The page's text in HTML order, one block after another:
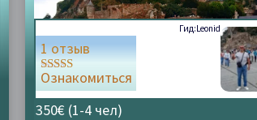
Гид:Leonid
350€ (1-4 чел)
1 отзыв
Оценка
5.00
из 5
Ознакомиться